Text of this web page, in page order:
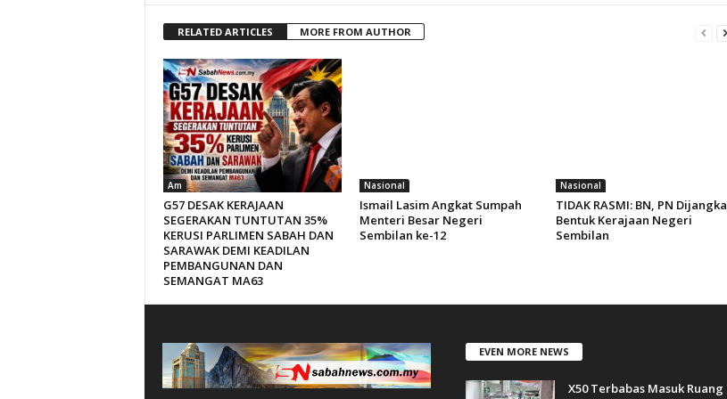
RELATED ARTICLES MORE FROM AUTHOR
Am
G57 DESAK KERAJAAN
SEGERAKAN TUNTUTAN 35%
KERUSI PARLIMEN SABAH DAN
SARAWAK DEMI KEADILAN
PEMBANGUNAN DAN
SEMANGAT MA63
Nasional
Ismail Lasim Angkat Sumpah
Menteri Besar Negeri
Sembilan ke-12
Nasional
TIDAK RASMI: BN, PN Dijangka
Bentuk Kerajaan Negeri
Sembilan
EVEN MORE NEWS
X50 Terbabas Masuk Ruang